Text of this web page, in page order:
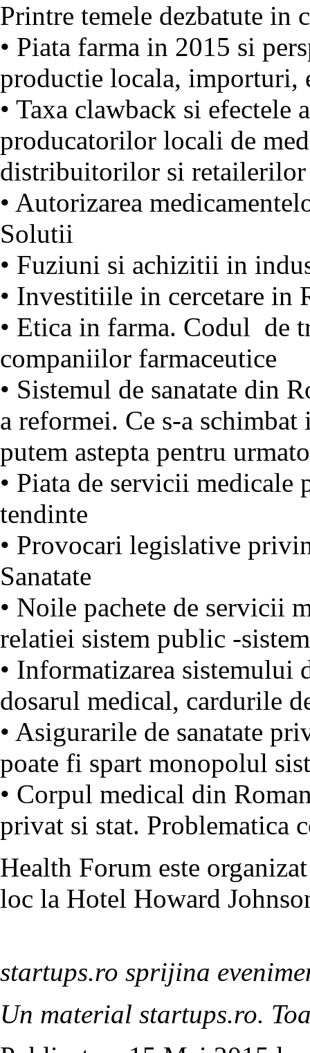
Printre temele dezbatute in
• Piata farma in 2015 si
productie locala, importuri,
• Taxa clawback si
producatorilor locali de
distribuitorilor si retailerilor
• Autorizarea
Solutii
• Fuziuni si achizitii in
• Investitiile in cercetare in
• Etica in farma. Codul de
companiilor farmaceutice
• Sistemul de sanatate din
a reformei. Ce s-a
putem astepta pentru
• Piata de servicii
tendinte
• Provocari legislative
Sanatate
• Noile pachete de servicii
relatiei sistem public -
• Informatizarea sistemului
dosarul medical, cardurile
• Asigurarile de sanatate
poate fi spart monopolul
• Corpul medical din
privat si stat. Problematica
Health Forum este
loc la Hotel Howard
startups.ro sprijina
Un material startups.ro.